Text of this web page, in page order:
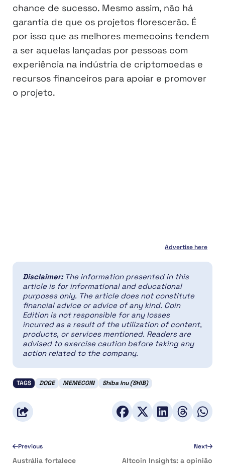
chance de sucesso. Mesmo assim, não há
garantia de que os projetos florescerão. É
por isso que as melhores memecoins tendem
a ser aquelas lançadas por pessoas com
experiência na indústria de criptomoedas e
recursos financeiros para apoiar e promover
o projeto.
Advertise here
Disclaimer: The information presented in this
article is for informational and educational
purposes only. The article does not constitute
financial advice or advice of any kind. Coin
Edition is not responsible for any losses
incurred as a result of the utilization of content,
products, or services mentioned. Readers are
advised to exercise caution before taking any
action related to the company.
TAGS DOGE MEMECOIN Shiba Inu (SHIB)
Previous
Austrália fortalece
Next
Altcoin Insights: a opinião